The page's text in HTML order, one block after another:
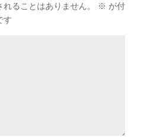
ることはありません。 ※ が付
す